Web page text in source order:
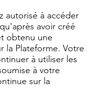
autorisé à accéder
avoir créé
obtenu une
la Plateforme. Votre
à utiliser les
à votre
sur la